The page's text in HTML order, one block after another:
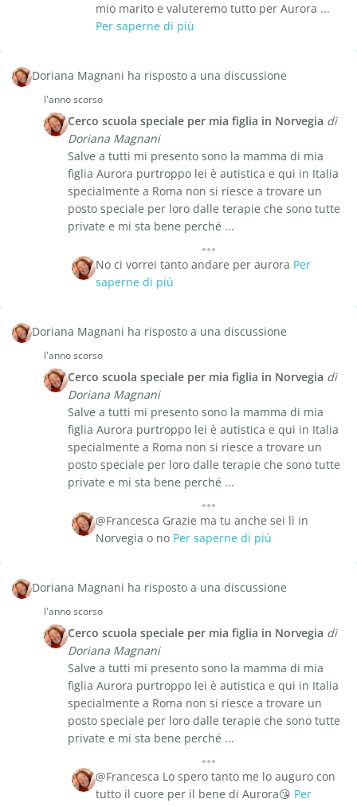
mio marito e valuteremo tutto per Aurora ...
Per saperne di più
Doriana Magnani ha risposto a una discussione
l'anno scorso
Cerco scuola speciale per mia figlia in Norvegia di
Doriana Magnani
Salve a tutti mi presento sono la mamma di mia
figlia Aurora purtroppo lei è autistica e qui in Italia
specialmente a Roma non si riesce a trovare un
posto speciale per loro dalle terapie che sono tutte
private e mi sta bene perché ...
No ci vorrei tanto andare per aurora Per
saperne di più
Doriana Magnani ha risposto a una discussione
l'anno scorso
Cerco scuola speciale per mia figlia in Norvegia di
Doriana Magnani
Salve a tutti mi presento sono la mamma di mia
figlia Aurora purtroppo lei è autistica e qui in Italia
specialmente a Roma non si riesce a trovare un
posto speciale per loro dalle terapie che sono tutte
private e mi sta bene perché ...
@Francesca Grazie ma tu anche sei lì in
Norvegia o no Per saperne di più
Doriana Magnani ha risposto a una discussione
l'anno scorso
Cerco scuola speciale per mia figlia in Norvegia di
Doriana Magnani
Salve a tutti mi presento sono la mamma di mia
figlia Aurora purtroppo lei è autistica e qui in Italia
specialmente a Roma non si riesce a trovare un
posto speciale per loro dalle terapie che sono tutte
private e mi sta bene perché ...
@Francesca Lo spero tanto me lo auguro con
tutto il cuore per il bene di Aurora😘 Per